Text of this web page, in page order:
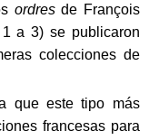
ordresde François
a 3) se publicaron
colecciones de
que este tipo más
francesas para